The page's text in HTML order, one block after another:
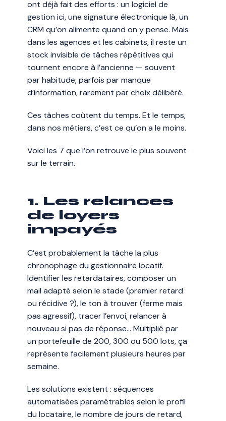
ont déjà fait des efforts : un logiciel de
gestion ici, une signature électronique là, un
CRM qu’on alimente quand on y pense. Mais
dans les agences et les cabinets, il reste un
stock invisible de tâches répétitives qui
tournent encore à l’ancienne — souvent
par habitude, parfois par manque
d’information, rarement par choix délibéré.
Ces tâches coûtent du temps. Et le temps,
dans nos métiers, c’est ce qu’on a le moins.
Voici les 7 que l’on retrouve le plus souvent
sur le terrain.
1. Les relances
de loyers
impayés
C’est probablement la tâche la plus
chronophage du gestionnaire locatif.
Identifier les retardataires, composer un
mail adapté selon le stade (premier retard
ou récidive ?), le ton à trouver (ferme mais
pas agressif), tracer l’envoi, relancer à
nouveau si pas de réponse… Multiplié par
un portefeuille de 200, 300 ou 500 lots, ça
représente facilement plusieurs heures par
semaine.
Les solutions existent : séquences
automatisées paramétrables selon le profil
du locataire, le nombre de jours de retard,